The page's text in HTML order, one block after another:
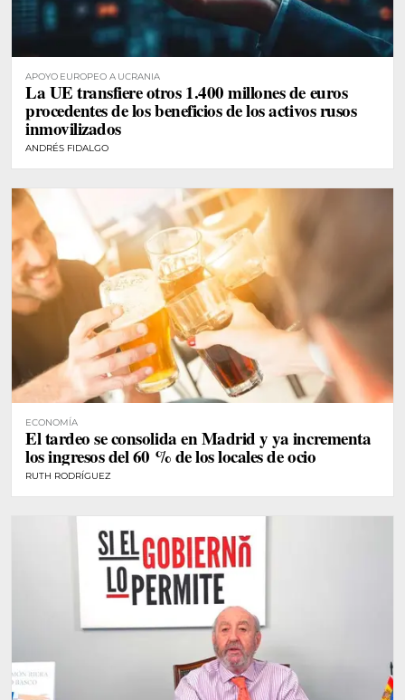
APOYO EUROPEO A UCRANIA
La UE transfiere otros 1.400 millones de euros
procedentes de los beneficios de los activos rusos
inmovilizados
ANDRÉS FIDALGO
ECONOMÍA
El tardeo se consolida en Madrid y ya incrementa
los ingresos del 60 % de los locales de ocio
RUTH RODRÍGUEZ